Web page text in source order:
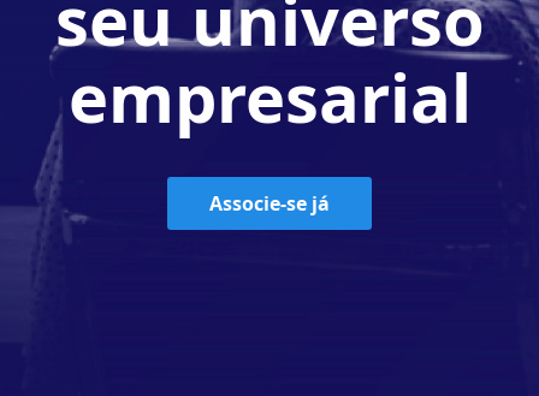
seu universo
empresarial
Associe-se já